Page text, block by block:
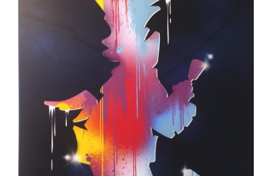
AJOUTER AU PANIER
DÉTAILS